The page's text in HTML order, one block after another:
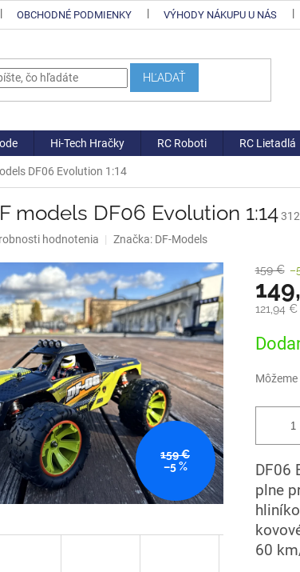
OBCHODNÉ PODMIENKY VÝHODY NÁKUPU U NÁS
HĽADAŤ
Hi-Tech Hračky RC Roboti RC Lietadlá
DF06 Evolution 1:14
models DF06 Evolution 1:14
hodnotenia Značka: DF-Models
159 €
–5 %
159 €
121,94
cena:
DF06
plne
60